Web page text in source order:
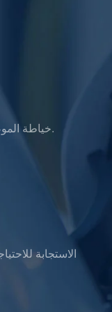
خياطة الموصلات لاحتياجاتك الفريدة.
الاستجابة